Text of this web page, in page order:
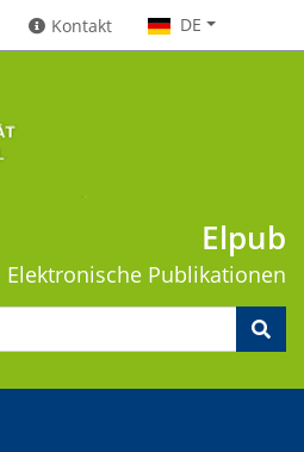
Kontakt DE
Elpub
Elektronische Publikationen